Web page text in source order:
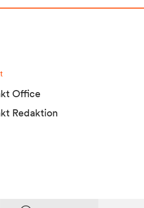
Office
Redaktion